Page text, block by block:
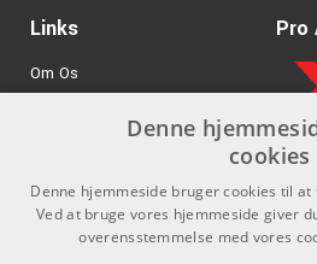
Links
Om Os
GDPR & Cookies
Pro
.
Denne
cookies
Denne hjemmeside bruger cookies til
Ved at bruge vores hjemmeside giver
overensstemmelse med vores